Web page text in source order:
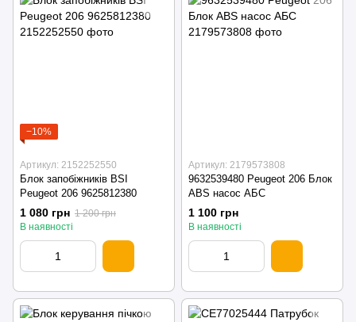
−10%
Артикул: 2152252550
Блок запобіжників BSI
Peugeot 206 9625812380
1 080 грн 1 200 грн
В наявності
Артикул: 2179573808
9632539480 Peugeot 206 Блок
ABS насос АБС
1 100 грн
В наявності